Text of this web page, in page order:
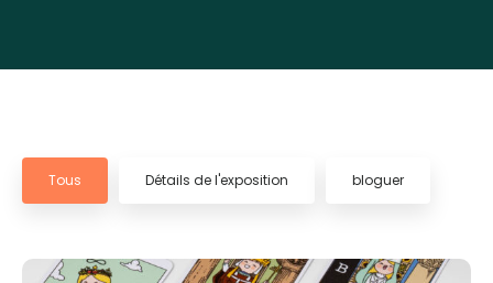
Tous Détails de l'exposition bloguer